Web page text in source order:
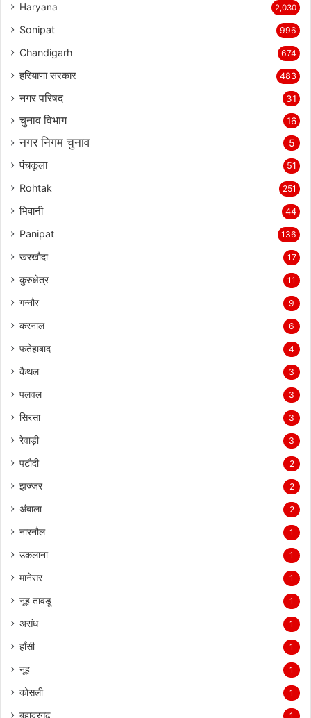
Haryana 2,030
Sonipat 996
Chandigarh 674
हरियाणा सरकार 483
नगर परिषद 31
चुनाव विभाग 16
नगर निगम चुनाव 5
पंचकूला 51
Rohtak 251
भिवानी 44
Panipat 136
खरखौदा 17
कुरुक्षेत्र 11
गन्नौर 9
करनाल 6
फतेहाबाद 4
कैथल 3
पलवल 3
सिरसा 3
रेवाड़ी 3
पटौदी 2
झज्जर 2
अंबाला 2
नारनौल 1
उकलाना 1
मानेसर 1
नूह तावडू 1
असंध 1
हाँसी 1
नूह 1
कोसली 1
बहादुरगढ़ 1